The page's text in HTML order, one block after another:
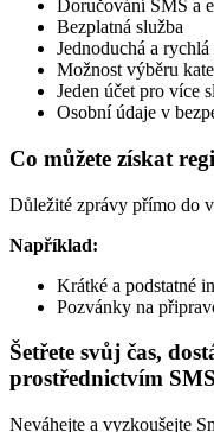
Doručování SMS a
Bezplatná služba
Jednoduchá a rychlá
Možnost výběru
Jeden účet pro více
Osobní údaje v
Co můžete získat
Důležité zprávy přímo do
Například:
Krátké a podstatné
Pozvánky na
Šetřete svůj čas,
prostřednictvím
Neváhejte a vyzkoušejte